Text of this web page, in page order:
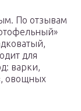
По отзывам
для
варки,
овощных